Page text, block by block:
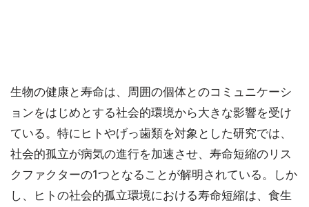
生物の健康と寿命は、周囲の個体とのコミュニケーシ
ョンをはじめとする社会的環境から大きな影響を受け
ている。特にヒトやげっ歯類を対象とした研究では、
社会的孤立が病気の進行を加速させ、寿命短縮のリス
クファクターの1つとなることが解明されている。しか
し、ヒトの社会的孤立環境における寿命短縮は、食生